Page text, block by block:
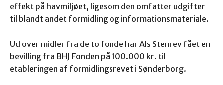
effekt på havmiljøet, ligesom den omfatter udgifter
til blandt andet formidling og informationsmateriale.
Ud over midler fra de to fonde har Als Stenrev fået en
bevilling fra BHJ Fonden på 100.000 kr. til
etableringen af formidlingsrevet i Sønderborg.